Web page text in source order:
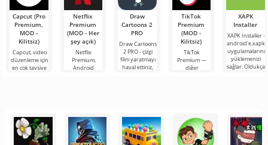
Capcut (Pro
Premium,
MOD -
Kilitsiz)
Capcut, video
düzenleme için
en çok tavsiye
Netflix
Premium
(MOD - Her
şey açık)
Netflix
Premium,
Android
Draw
Cartoons 2
PRO
Draw Cartoons
2 PRO - çizgi
film yaratmayı
hayal ettiniz,
TikTok
Premium
(MOD -
Kilitsiz)
TikTok
Premium —
diğer
sağlayan
XAPK
Installer
XAPK Installer -
android'e.xapk
uygulamalarını
yüklemenizi
sağlar. Oldukça